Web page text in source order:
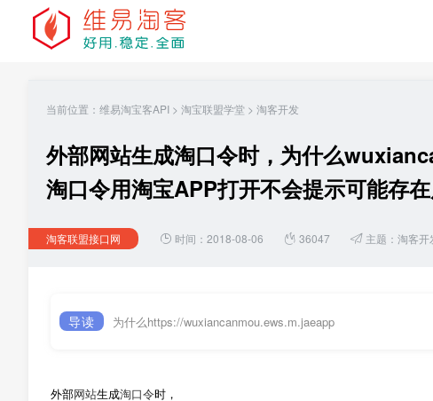
当前位置： 维易淘宝客API > 淘宝联盟学堂 > 淘客开发
外部网站生成淘口令时，为什么
淘口令用淘宝APP打开不会提示可能存
淘客联盟接口网 时间：2018-08-06 36047 主题： 淘客开
导读 为什么https://wuxiancanmou.ews.m.jaeapp
外部网站生成淘口令时，